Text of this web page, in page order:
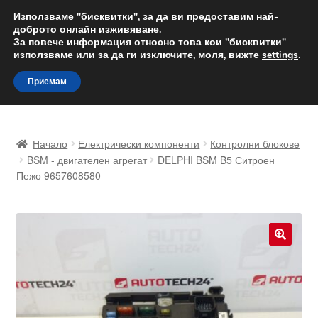
ДОСТАВКА от 12 лв.
Доставка по целия свят
Skip
to
navigation
Skip
to
content
Доставка по целия свят
Начало Електрически компоненти
Контролни блокове
BSM - двигателен агрегат
DELPHI BSM B5 Ситроен
Пежо 9657608580
Използваме "бисквитки", за да ви предоставим най-
доброто онлайн изживяване.
За повече информация относно това кои "бисквитки"
използваме или за да ги изключите, моля, вижте settings.
Приемам